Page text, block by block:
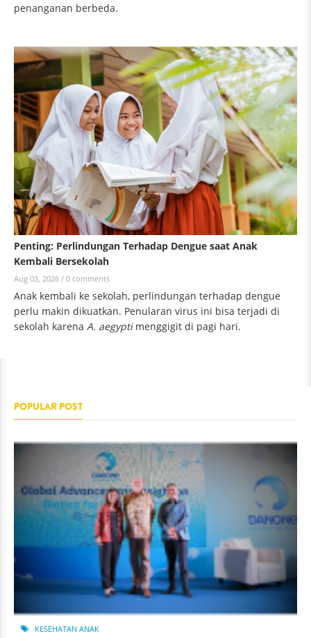
penanganan berbeda.
Penting: Perlindungan Terhadap Dengue saat Anak
Kembali Bersekolah
Aug 03, 2026 / 0 comments
Anak kembali ke sekolah, perlindungan terhadap dengue
perlu makin dikuatkan. Penularan virus ini bisa terjadi di
sekolah karena A. aegyptimenggigit di pagi hari.
POPULAR POST
KESEHATAN ANAK